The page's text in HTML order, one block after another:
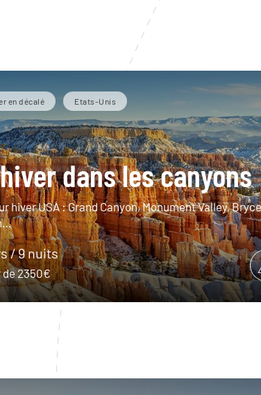
en décalé Etats-Unis
dans les canyons
hiver USA : Grand Canyon, Monument Valley, Bryce
/ 9 nuits
2350€